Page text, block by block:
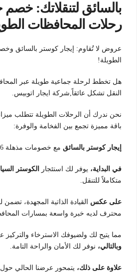
بالسائق لتنقلاتك:
رحلات المحافظات
عروض لا تُقاوم: إيجار كوستر بالسائق
الطويلة!
هل تخطط لرحلة جماعية طويلة عبر
النقل تشكل عائقاً,شركة ايجار اتوبيس.
نحن ندرك أن الرحلات الطويلة تتطلب
باقة مميزة تجمع بين الفخامة والوفرة:
إيجار كوستر بالسائق مع خصومات مذهلة 01099552706 .
في البداية، يوفر لك استئجار الكوستر
متكاملاً للتنقل.
على عكس القيادة الذاتية المجهدة،
محترف لديه خبرة واسعة بمسارات
مما يتيح لك ولضيوفك الاسترخاء والتركيز
وبالتالي، نوفر لك الأمان والراحة التامة.
علاوة على ذلك، يتمحور عرضنا الحالي حول